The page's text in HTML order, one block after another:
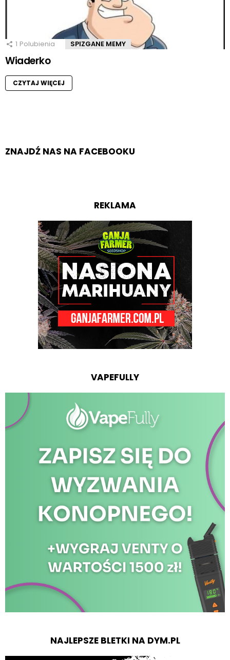
1 Polubienia SPIZGANE MEMY
Wiaderko
CZYTAJ WIĘCEJ
ZNAJDŹ NAS NA FACEBOOKU
REKLAMA
VAPEFULLY
NAJLEPSZE BLETKI NA DYM.PL